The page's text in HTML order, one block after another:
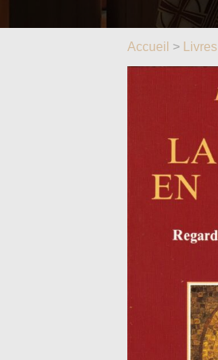
Accueil > Livres